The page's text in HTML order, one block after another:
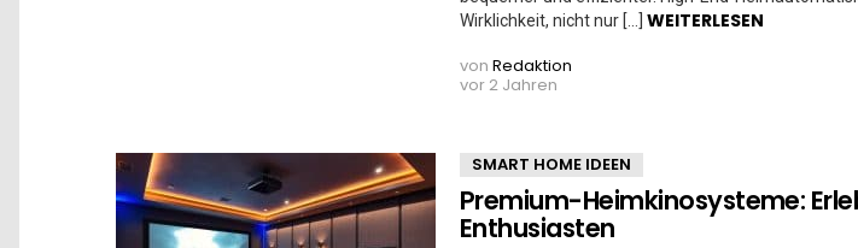
Wirklichkeit, nicht nur […] WEITERLESEN
von Redaktion
vor 2 Jahren
SMART HOME IDEEN
Premium-Heimkinosysteme:
Enthusiasten